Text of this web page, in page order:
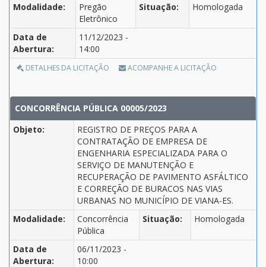
Modalidade:
Pregão
Eletrônico
Situação: Homologada
Data de
Abertura:
11/12/2023 -
14:00
DETALHES DA LICITAÇÃO ACOMPANHE A LICITAÇÃO
CONCORRÊNCIA PÚBLICA 00005/2023
Objeto:
REGISTRO DE PREÇOS PARA A
CONTRATAÇÃO DE EMPRESA DE
ENGENHARIA ESPECIALIZADA PARA O
SERVIÇO DE MANUTENÇÃO E
RECUPERAÇÃO DE PAVIMENTO ASFÁLTICO
E CORREÇÃO DE BURACOS NAS VIAS
URBANAS NO MUNICÍPIO DE VIANA-ES.
Modalidade:
Concorrência
Pública
Situação: Homologada
Data de
Abertura:
06/11/2023 -
10:00